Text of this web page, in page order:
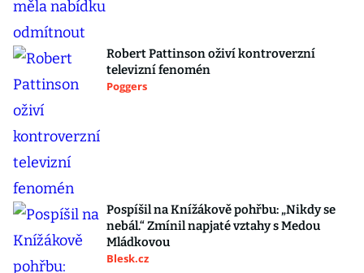
Robert Pattinson oživí kontroverzní
televizní fenomén
Poggers
Pospíšil na Knížákově pohřbu: „Nikdy se
nebál.“ Zmínil napjaté vztahy s Medou
Mládkovou
Blesk.cz